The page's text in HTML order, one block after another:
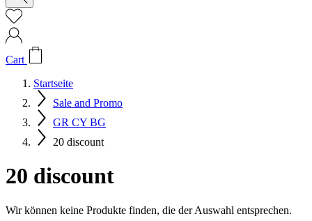
Cart
Startseite
Sale and Promo
GR CY BG
20 discount
20 discount
Wir können keine Produkte finden, die der Auswahl entsprechen.